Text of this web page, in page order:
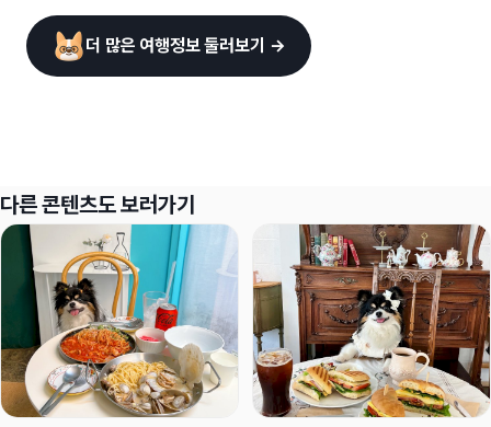
더 많은 여행정보 둘러보기 →
다른 콘텐츠도 보러가기